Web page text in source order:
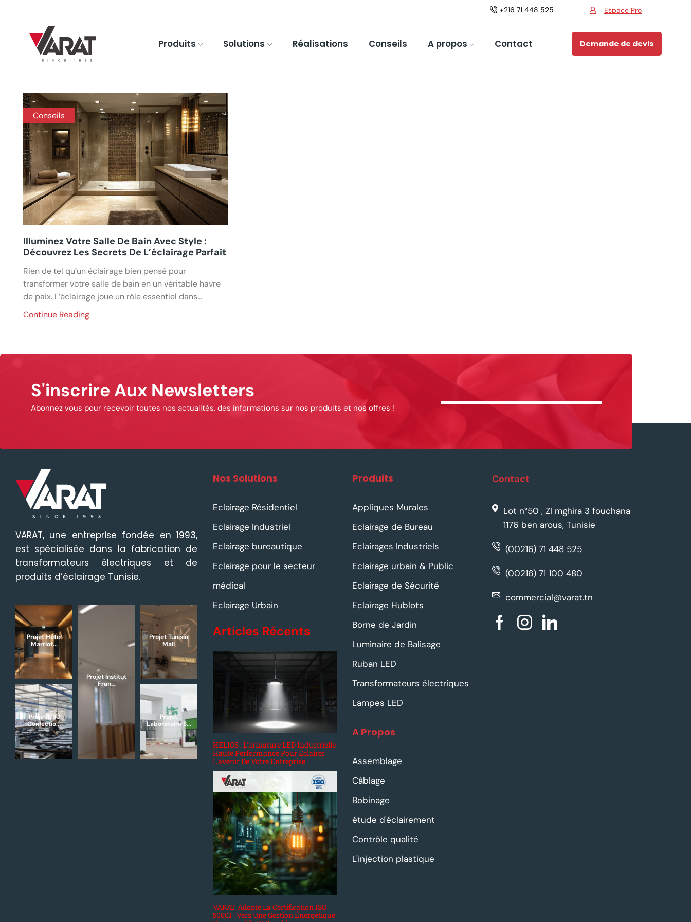
+216 71 448 525
Espace Pro Espace Pro
Produits Solutions Réalisations Conseils A propos Contact Demande de devis
Conseils
Illuminez Votre Salle De Bain Avec Style :
Découvrez Les Secrets De L’éclairage Parfait
Rien de tel qu’un éclairage bien pensé pour
transformer votre salle de bain en un véritable havre
de paix. L’éclairage joue un rôle essentiel dans...
Continue Reading
S'inscrire Aux Newsletters
Abonnez vous pour recevoir toutes nos actualités, des informations sur nos produits et nos offres !
VARAT, une entreprise fondée en 1993,
est spécialisée dans la fabrication de
transformateurs électriques et de
produits d’éclairage Tunisie.
Projet Hôtel
Marriot...
Projet CRJ
Confectio...
Projet Institut
Fran...
Projet Tunisia
Mall
Projet
Laboratoire S...
Nos Solutions
Eclairage Résidentiel
Eclairage Industriel
Eclairage bureautique
Eclairage pour le secteur
médical
Eclairage Urbain
Articles Récents
HELIOS : L'armature LED Industrielle
Haute Performance Pour Éclairer
L'avenir De Votre Entreprise
VARAT Adopte La Certification ISO
50001 : Vers Une Gestion Énergétique
Produits
Appliques Murales
Eclairage de Bureau
Eclairages Industriels
Eclairage urbain & Public
Eclairage de Sécurité
Eclairage Hublots
Borne de Jardin
Luminaire de Balisage
Ruban LED
Transformateurs électriques
Lampes LED
A Propos
Assemblage
Câblage
Bobinage
étude d'éclairement
Contrôle qualité
L'injection plastique
Contact
Lot n°50 , ZI mghira 3 fouchana
1176 ben arous, Tunisie
(00216) 71 448 525
(00216) 71 100 480
commercial@varat.tn